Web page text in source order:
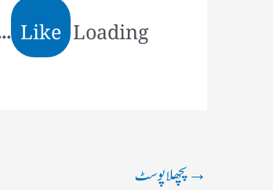
Like Loading...
→پچھلا پوسٹ